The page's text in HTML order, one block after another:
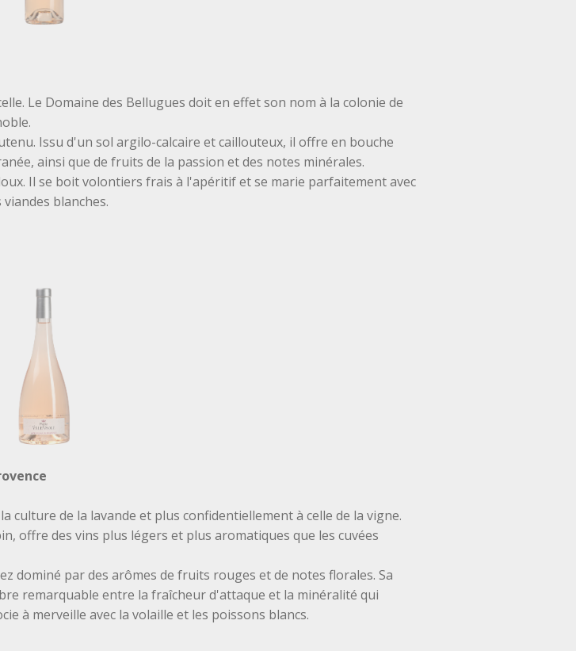
Le Domaine des Bellugues doit en effet son nom à la colonie de
Issu d'un sol argilo-calcaire et caillouteux, il offre en bouche
ainsi que de fruits de la passion et des notes minérales.
Il se boit volontiers frais à l'apéritif et se marie parfaitement avec
blanches.
culture de la lavande et plus confidentiellement à celle de la vigne.
offre des vins plus légers et plus aromatiques que les cuvées
dominé par des arômes de fruits rouges et de notes florales. Sa
remarquable entre la fraîcheur d'attaque et la minéralité qui
à merveille avec la volaille et les poissons blancs.